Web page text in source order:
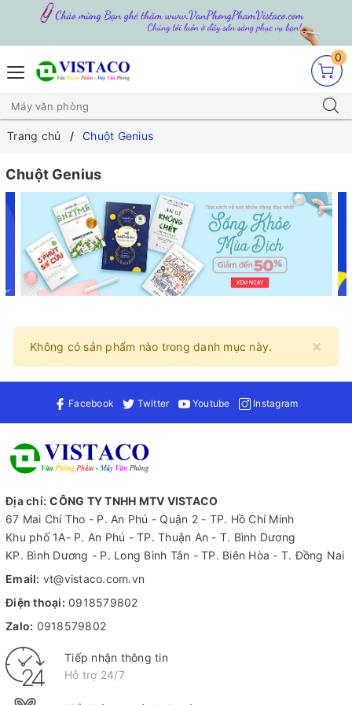
0
Trang chủ Chuột Genius
Chuột Genius
×
Không có sản phẩm nào trong danh mục này.
Facebook Twitter Youtube Instagram
Địa chỉ: CÔNG TY TNHH MTV VISTACO
67 Mai Chí Tho - P. An Phú - Quận 2 - TP. Hồ Chí Minh
Khu phố 1A- P. An Phú - TP. Thuận An - T. Bình Dương
KP. Bình Dương - P. Long Bình Tân - TP. Biên Hòa - T. Đồng Nai
Email: vt@vistaco.com.vn
Điện thoại: 0918579802
Zalo: 0918579802
Tiếp nhận thông tin
Hỗ trợ 24/7